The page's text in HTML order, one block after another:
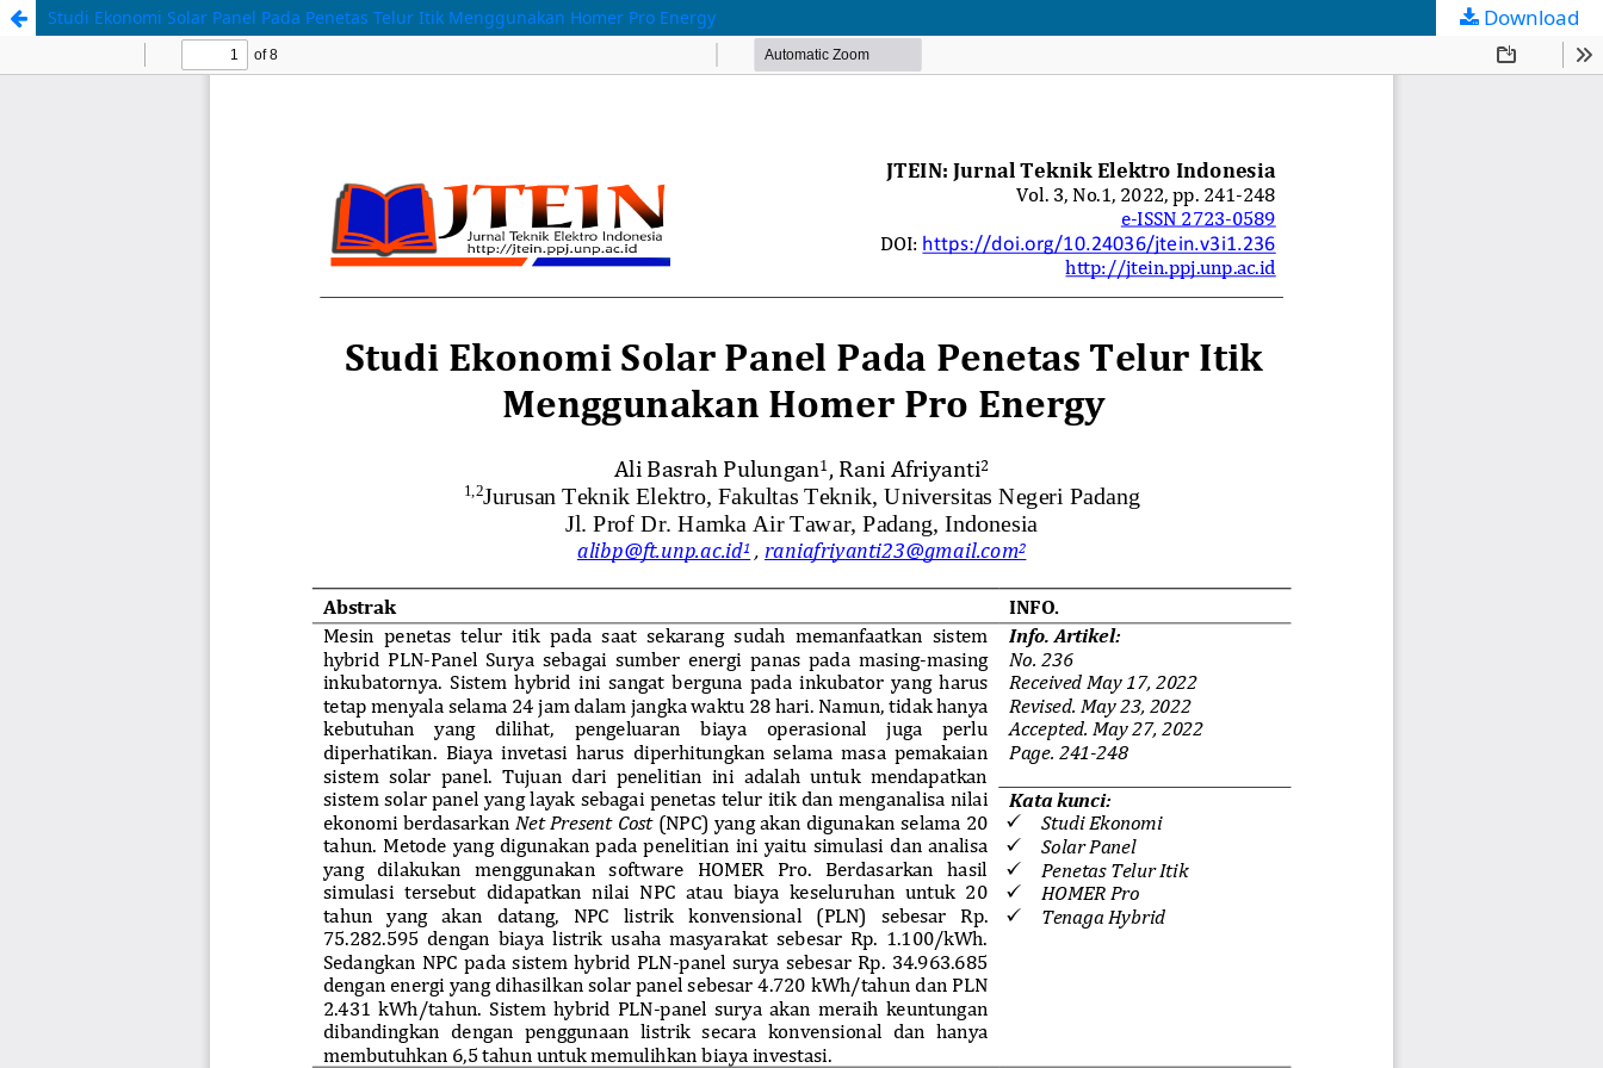
Studi Ekonomi Solar Panel Pada Penetas Telur Itik Menggunakan Homer Pro Energy Download